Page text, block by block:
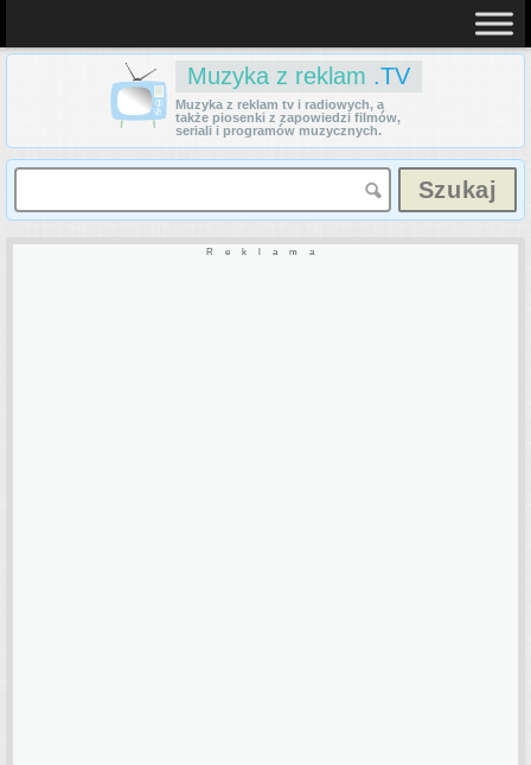
Muzyka z reklam .TV
Muzyka z reklam tv i radiowych, a
także piosenki z zapowiedzi filmów,
seriali i programów muzycznych.
Reklama